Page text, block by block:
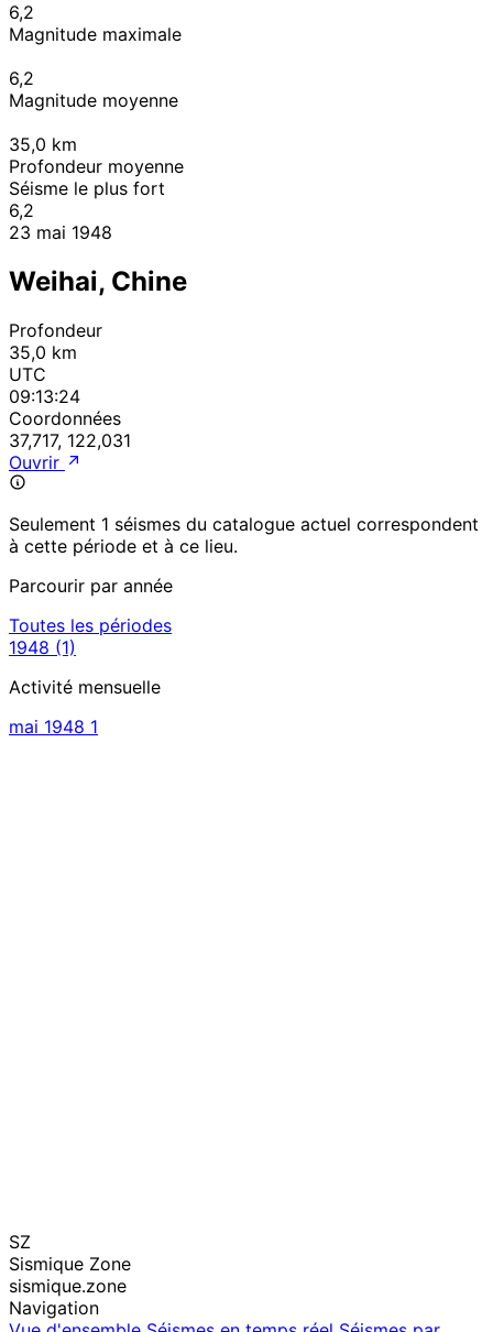
6,2
Magnitude maximale
6,2
Magnitude moyenne
35,0 km
Profondeur moyenne
Séisme le plus fort
6,2
23 mai 1948
Weihai, Chine
Profondeur
35,0 km
UTC
09:13:24
Coordonnées
37,717, 122,031
Ouvrir
Seulement 1 séismes du catalogue actuel correspondent
à cette période et à ce lieu.
Parcourir par année
Toutes les périodes
1948 (1)
Activité mensuelle
mai 1948 1
SZ
Sismique Zone
sismique.zone
Navigation